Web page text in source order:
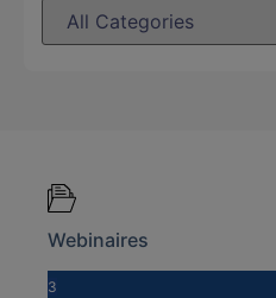
Webinaires
3